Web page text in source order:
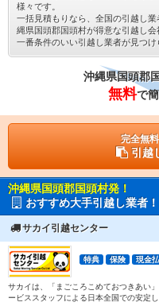
様々です。
一括見積もりなら、全国の引越し
縄県国頭郡国頭村が得意な引越し
一番条件のいい引越し業者が見つけ
沖縄県国頭郡
無料で
完全無
引越
沖縄県国頭郡国頭村発！
おすすめ大手引越し業者！
サカイ引越センター
特典 保険 現金
サカイは、「まごころこめておつきあい
ービススタッフによる日本全国での安定